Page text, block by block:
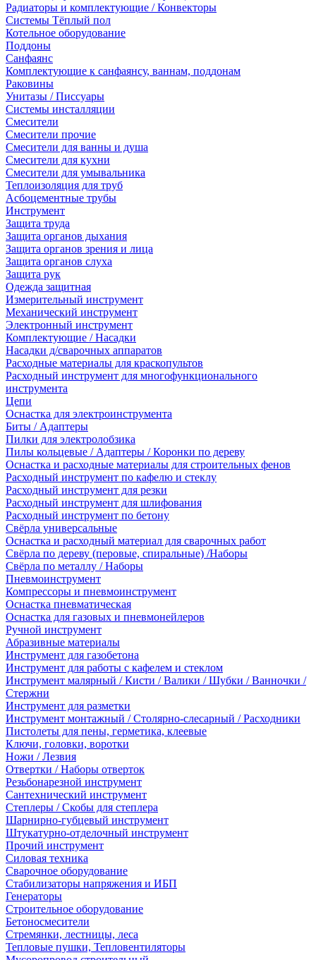
Радиаторы и комплектующие / Конвекторы
Системы Тёплый пол
Котельное оборудование
Поддоны
Санфаянс
Комплектующие к санфаянсу, ваннам, поддонам
Раковины
Унитазы / Писсуары
Системы инсталляции
Смесители
Смесители прочие
Смесители для ванны и душа
Смесители для кухни
Смесители для умывальника
Теплоизоляция для труб
Асбоцементные трубы
Инструмент
Защита труда
Защита органов дыхания
Защита органов зрения и лица
Защита органов слуха
Защита рук
Одежда защитная
Измерительный инструмент
Механический инструмент
Электронный инструмент
Комплектующие / Насадки
Насадки д/сварочных аппаратов
Расходные материалы для краскопультов
Расходный инструмент для многофункционального
инструмента
Цепи
Оснастка для электроинструмента
Биты / Адаптеры
Пилки для электролобзика
Пилы кольцевые / Адаптеры / Коронки по дереву
Оснастка и расходные материалы для строительных фенов
Расходный инструмент по кафелю и стеклу
Расходный инструмент для резки
Расходный инструмент для шлифования
Расходный инструмент по бетону
Свёрла универсальные
Оснастка и расходный материал для сварочных работ
Свёрла по дереву (перовые, спиральные) /Наборы
Свёрла по металлу / Наборы
Пневмоинструмент
Компрессоры и пневмоинструмент
Оснастка пневматическая
Оснастка для газовых и пневмонейлеров
Ручной инструмент
Абразивные материалы
Инструмент для газобетона
Инструмент для работы с кафелем и стеклом
Инструмент малярный / Кисти / Валики / Шубки / Ванночки /
Стержни
Инструмент для разметки
Инструмент монтажный / Столярно-слесарный / Расходники
Пистолеты для пены, герметика, клеевые
Ключи, головки, воротки
Ножи / Лезвия
Отвертки / Наборы отверток
Резьбонарезной инструмент
Сантехнический инструмент
Степлеры / Скобы для степлера
Шарнирно-губцевый инструмент
Штукатурно-отделочный инструмент
Прочий инструмент
Силовая техника
Сварочное оборудование
Стабилизаторы напряжения и ИБП
Генераторы
Строительное оборудование
Бетоносмесители
Стремянки, лестницы, леса
Тепловые пушки, Тепловентиляторы